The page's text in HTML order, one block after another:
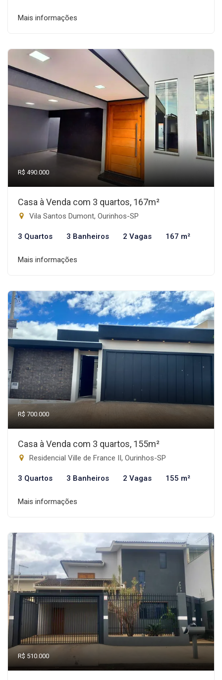
Mais informações
R$ 490.000
Casa à Venda com 3 quartos, 167m²
Vila Santos Dumont, Ourinhos-SP
3 Quartos 3 Banheiros 2 Vagas 167 m²
Mais informações
R$ 700.000
Casa à Venda com 3 quartos, 155m²
Residencial Ville de France II, Ourinhos-SP
3 Quartos 3 Banheiros 2 Vagas 155 m²
Mais informações
R$ 510.000